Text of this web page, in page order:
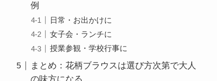
例
日常・お出かけに
女子会・ランチに
授業参観・学校行事に
まとめ：花柄ブラウスは選び方次第で大人